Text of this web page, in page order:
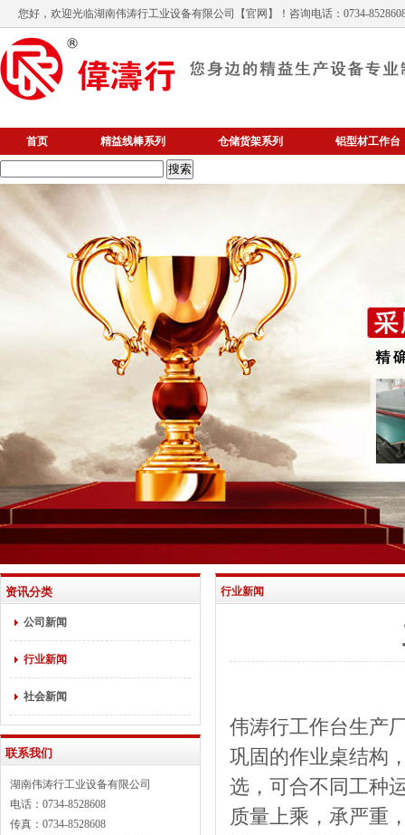
您好，欢迎光临湖南伟涛行工业设备有限公司 【官网】！咨询电话：0734-
首页 精益线棒系列 仓储货架系列 铝型材工作台
资讯分类
公司新闻
行业新闻
社会新闻
联系我们
湖南伟涛行工业设备有限公司
电话：0734-8528608
传真：0734-8528608
行业新闻
伟涛行工作台生产
巩固的作业桌结构
选，可合不同工种
质量上乘，承严重